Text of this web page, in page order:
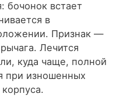
бочонок встает
в
Признак —
Лечится
куда чаще, полной
при изношенных